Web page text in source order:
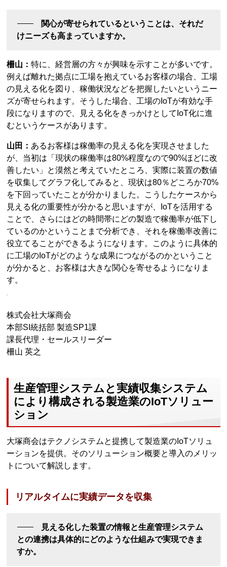
関心が寄せられているということは、それだ
けニーズも高まっていますか。
柵山：特に、経営層の方々が興味を示すことが多いです。
例えば離れた拠点に工場を抱えているお客様の場合、工場
の見える化を図り、稼働状況などを把握したいというニー
ズが寄せられます。そうした場合、工場のIoTが有効な手
段になりますので、見える化をきっかけとしてIoT化に進
むというケースがあります。
山田： あるお客様は稼働率の見える化を実現させました
が、当初は「現状の稼働率は80%程度なので90%ほどに改
善したい」と漠然と考えていたところ、実際に装置の数値
を収集してグラフ化してみると、現状は80％どころか70%
を下回っていたことが分かりました。こうしたケースから
見える化の重要性が分かると思いますが、IoTを活用する
ことで、さらにはどの時間帯にどの製造で稼働率が低下し
ているのかということまで分析でき、それを稼働率改善に
役立てることができるようになります。このように具体的
に工場のIoTがどのような成果につながるのかということ
が分かると、お客様は大きな関心を寄せるようになりま
す。
株式会社大塚商会
本部SI統括部 製造SP1課
課長代理・セールスリーダー
柵山 英之
生産管理システムと実績収集システム
により構成される製造業のIoTソリュー
ション
大塚商会はテクノシステムと提携して製造業のIoTソリュ
ーションを提供。そのソリューション概要と導入のメリッ
トについて解説します。
リアルタイムに実績データを収集
見える化した装置の情報と生産管理システム
との連携は具体的にどのような仕組みで実現できま
すか。